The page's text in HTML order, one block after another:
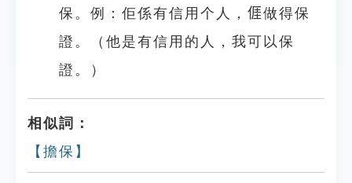
保。例：佢係有信用个人，𠊎做得保
證。（他是有信用的人，我可以保
證。）
相似詞：
【擔保】